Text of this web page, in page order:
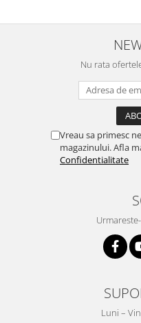
Nu rata
Vreau sa primesc
magazinului. Afla
Confidentialitate
Luni –